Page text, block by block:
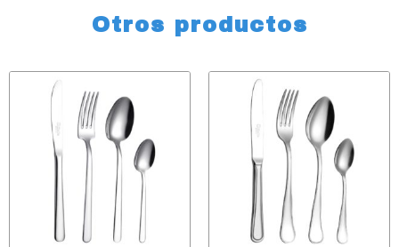
Otros productos